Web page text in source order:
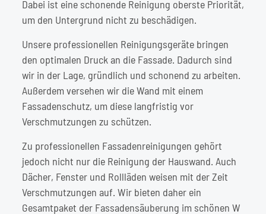
Dabei ist eine schonende Reinigung oberste Priorität,
um den Untergrund nicht zu beschädigen.
Unsere professionellen Reinigungsgeräte bringen
den optimalen Druck an die Fassade. Dadurch sind
wir in der Lage, gründlich und schonend zu arbeiten.
Außerdem versehen wir die Wand mit einem
Fassadenschutz, um diese langfristig vor
Verschmutzungen zu schützen.
Zu professionellen Fassadenreinigungen gehört
jedoch nicht nur die Reinigung der Hauswand. Auch
Dächer, Fenster und Rollläden weisen mit der Zeit
Verschmutzungen auf. Wir bieten daher ein
Gesamtpaket der Fassadensäuberung im schönen W